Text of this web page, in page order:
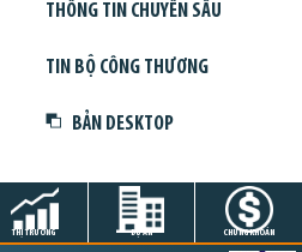
THÔNG TIN CHUYÊN SÂU
TIN BỘ CÔNG THƯƠNG
BẢN DESKTOP
THỊ TRƯỜNG DỰ ÁN CHỨNG KHOÁN